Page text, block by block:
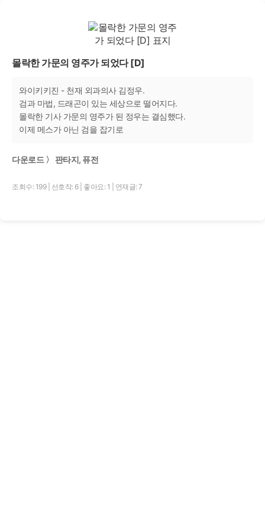
몰락한 가문의 영주가 되었다 [D]
와이키키진 - 천재 외과의사 김정우.
검과 마법, 드래곤이 있는 세상으로 떨어지다.
몰락한 기사 가문의 영주가 된 정우는 결심했다.
이제 메스가 아닌 검을 잡기로
다운로드 〉 판타지, 퓨전
조회수: 199 선호작: 6 좋아요: 1 연재글: 7